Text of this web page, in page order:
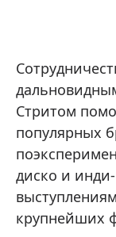
Стритом
популярных
диско и
крупнейших